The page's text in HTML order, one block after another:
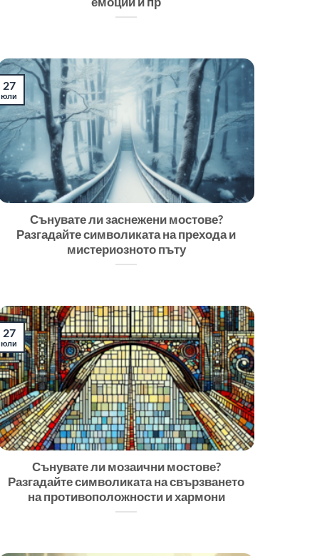
Сънувате ли заснежени мостове?
Разгадайте символиката на прехода и
мистериозното пъту
27
юли
Сънувате ли мозаични мостове?
Разгадайте символиката на свързването
на противоположности и хармони
27
юли